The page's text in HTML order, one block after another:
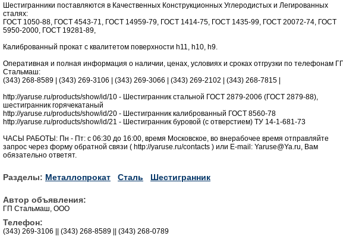
Шестигранники поставляются в Качественных Конструкционных Углеродистых и Легированных
сталях:
ГОСТ 1050-88, ГОСТ 4543-71, ГОСТ 14959-79, ГОСТ 1414-75, ГОСТ 1435-99, ГОСТ 20072-74, ГОСТ
5950-2000, ГОСТ 19281-89,
Калиброванный прокат с квалитетом поверхности h11, h10, h9.
Оперативная и полная информация о наличии, ценах, условиях и сроках отгрузки по телефонам
Стальмаш:
(343) 268-8589 | (343) 269-3106 | (343) 269-3066 | (343) 269-2102 | (343) 268-7815 |
http://yaruse.ru/products/show/id/10 - Шестигранник стальной ГОСТ 2879-2006 (ГОСТ 2879-88),
шестигранник горячекатаный
http://yaruse.ru/products/show/id/20 - Шестигранник калиброванный ГОСТ 8560-78
http://yaruse.ru/products/show/id/21 - Шестигранник буровой (с отверстием) ТУ 14-1-681-73
ЧАСЫ РАБОТЫ: Пн - Пт: с 06:30 до 16:00, время Московское, во внерабочее время отправляйте
запрос через форму обратной связи ( http://yaruse.ru/contacts ) или E-mail: Yaruse@Ya.ru, Вам
обязательно ответят.
Разделы: Металлопрокат Сталь Шестигранник
Автор объявления:
ГП Стальмаш, ООО
Телефон:
(343) 269-3106 || (343) 268-8589 || (343) 268-0789